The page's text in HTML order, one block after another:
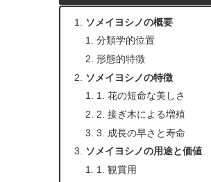
ソメイヨシノの概要
分類学的位置
形態的特徴
ソメイヨシノの特徴
1. 花の短命な美しさ
2. 接ぎ木による増殖
3. 成長の早さと寿命
ソメイヨシノの用途と価値
1. 観賞用